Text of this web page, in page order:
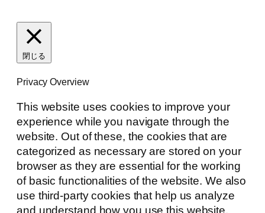
閉じる
Privacy Overview
This website uses cookies to improve your
experience while you navigate through the
website. Out of these, the cookies that are
categorized as necessary are stored on your
browser as they are essential for the working
of basic functionalities of the website. We also
use third-party cookies that help us analyze
and understand how you use this website.